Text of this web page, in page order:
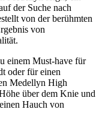
der Suche nach
von der berühmten
von
einem Must-have für
oder für einen
Medellyn High
über dem Knie und
Hauch von